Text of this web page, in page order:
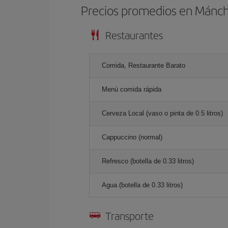
Precios promedios en
Restaurantes
Comida, Restaurante Barato
Menú comida rápida
Cerveza Local (vaso o pinta de 0.5 litros)
Cappuccino (normal)
Refresco (botella de 0.33 litros)
Agua (botella de 0.33 litros)
Transporte